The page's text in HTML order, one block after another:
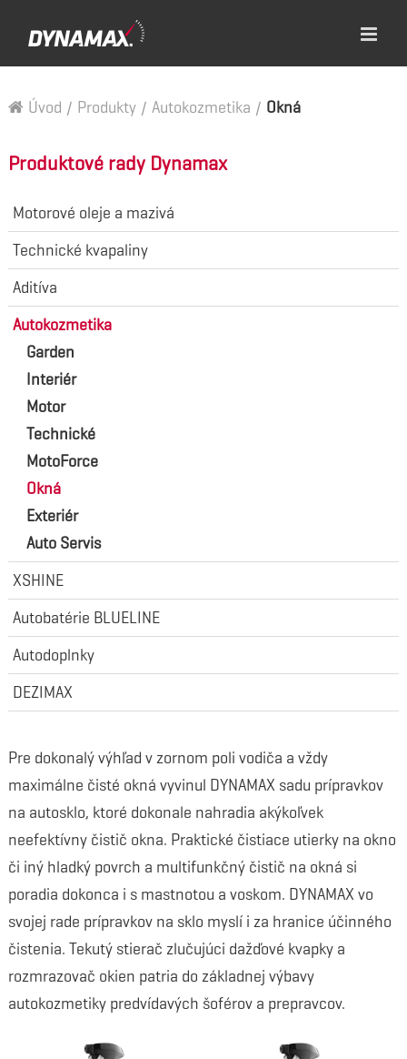
Úvod / Produkty / Autokozmetika / Okná
Pre dokonalý výhľad v zornom poli vodiča a vždy
maximálne čisté okná vyvinul DYNAMAX sadu prípravkov
na autosklo, ktoré dokonale nahradia akýkoľvek
neefektívny čistič okna. Praktické čistiace utierky na okno
či iný hladký povrch a multifunkčný čistič na okná si
poradia dokonca i s mastnotou a voskom. DYNAMAX vo
svojej rade prípravkov na sklo myslí i za hranice účinného
čistenia. Tekutý stierač zlučujúci dažďové kvapky a
rozmrazovač okien patria do základnej výbavy
autokozmetiky predvídavých šoférov a prepravcov.
Produktové rady Dynamax
Motorové oleje a mazivá
Technické kvapaliny
Aditíva
Autokozmetika
Garden
Interiér
Motor
Technické
MotoForce
Okná
Exteriér
Auto Servis
XSHINE
Autobatérie BLUELINE
Autodoplnky
DEZIMAX